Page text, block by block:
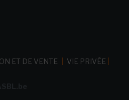
ET DE VENTE VIE PRIVÉE